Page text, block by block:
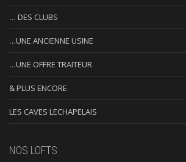
… DES CLUBS
…UNE ANCIENNE USINE
…UNE OFFRE TRAITEUR
& PLUS ENCORE
LES CAVES LECHAPELAIS
NOS LOFTS